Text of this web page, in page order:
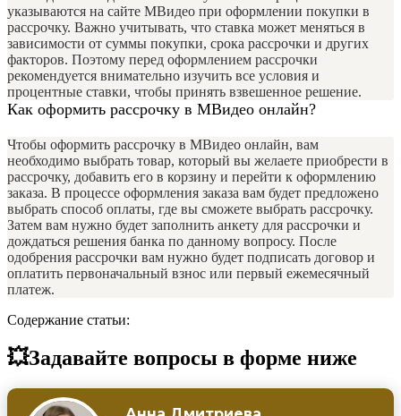
указываются на сайте МВидео при оформлении покупки в
рассрочку. Важно учитывать, что ставка может меняться в
зависимости от суммы покупки, срока рассрочки и других
факторов. Поэтому перед оформлением рассрочки
рекомендуется внимательно изучить все условия и
процентные ставки, чтобы принять взвешенное решение.
Как оформить рассрочку в МВидео онлайн?
Чтобы оформить рассрочку в МВидео онлайн, вам
необходимо выбрать товар, который вы желаете приобрести в
рассрочку, добавить его в корзину и перейти к оформлению
заказа. В процессе оформления заказа вам будет предложено
выбрать способ оплаты, где вы сможете выбрать рассрочку.
Затем вам нужно будет заполнить анкету для рассрочки и
дождаться решения банка по данному вопросу. После
одобрения рассрочки вам нужно будет подписать договор и
оплатить первоначальный взнос или первый ежемесячный
платеж.
Содержание статьи:
💥Задавайте вопросы в форме ниже